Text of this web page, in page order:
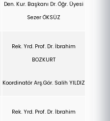
Den. Kur. Başkanı Dr. Öğr. Üyesi
Sezer ÖKSÜZ
Rek. Yrd. Prof. Dr. İbrahim
BOZKURT
Koordinatör Arş.Gör. Salih YILDIZ
Rek. Yrd. Prof. Dr. İbrahim